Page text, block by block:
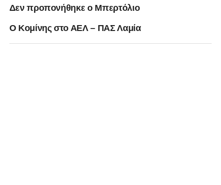
Δεν προπονήθηκε ο Μπερτόλιο
Ο Κομίνης στο ΑΕΛ – ΠΑΣ Λαμία